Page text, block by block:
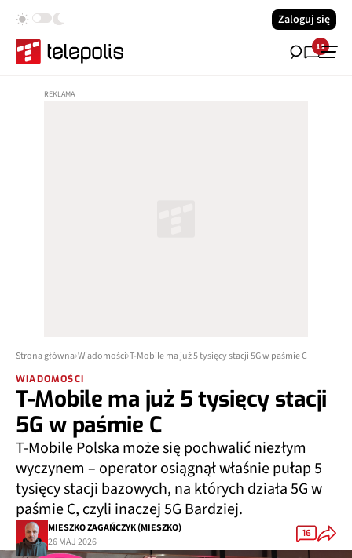
Zaloguj się
11
Strona główna Wiadomości T-Mobile ma już 5 tysięcy stacji 5G w paśmie C
WIADOMOŚCI
T-Mobile ma już 5 tysięcy stacji
5G w paśmie C
T-Mobile Polska może się pochwalić niezłym
wyczynem – operator osiągnął właśnie pułap 5
tysięcy stacji bazowych, na których działa 5G w
paśmie C, czyli inaczej 5G Bardziej.
MIESZKO ZAGAŃCZYK (MIESZKO)
26 MAJ 2026
16